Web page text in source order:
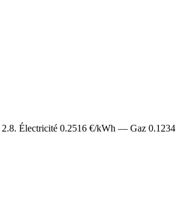
2.8. Électricité 0.2516 €/kWh — Gaz 0.1234